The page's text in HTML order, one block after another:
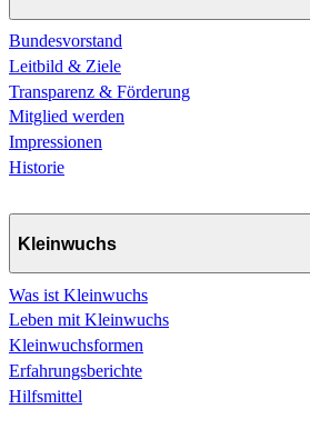
Bundesvorstand
Leitbild & Ziele
Transparenz & Förderung
Mitglied werden
Impressionen
Historie
Kleinwuchs
Was ist Kleinwuchs
Leben mit Kleinwuchs
Kleinwuchsformen
Erfahrungsberichte
Hilfsmittel